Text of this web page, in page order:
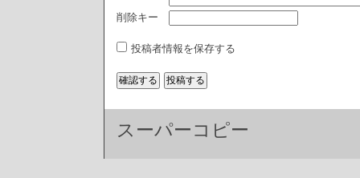
削除キー
投稿者情報を保存する
スーパーコピー